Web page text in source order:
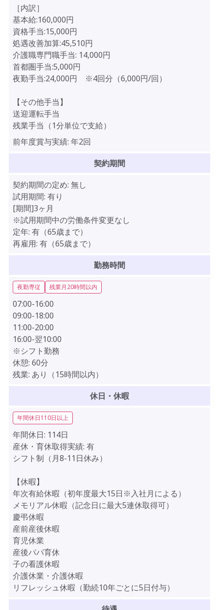
［内訳］
基本給:160,000円
資格手当:15,000円
処遇改善加算:45,510円
介護職専門職手当: 14,000円
首都圏手当:5,000円
夜勤手当:24,000円 ※4回分（6,000円/回）
【その他手当】
送迎運転手当
残業手当（1分単位で支給）
前年度賞与実績: 年2回
契約期間
契約期間の定め: 無し
試用期間: 有り
[期間]3ヶ月
※試用期間中の労働条件変更なし
定年: 有（65歳まで）
再雇用: 有（65歳まで）
勤務時間
夜勤専従 残業月20時間以内
07:00-16:00
09:00-18:00
11:00-20:00
16:00-翌10:00
※シフト勤務
休憩: 60分
残業: あり（15時間以内）
休日・休暇
年間休日110日以上
年間休日: 114日
産休・育休取得実績: 有
シフト制（月8-11日休み）
【休暇】
年次有給休暇（初年度最大15日※入社月による）
メモリアル休暇（記念日に最大5連休取得可）
慶弔休暇
産前産後休暇
育児休業
産後パパ育休
子の看護休暇
介護休業・介護休暇
リフレッシュ休暇（勤続10年ごとに5日付与）